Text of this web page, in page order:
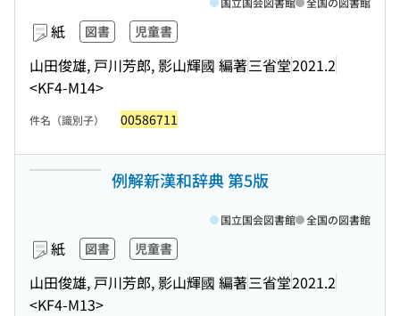
紙 図書 児童書
山田俊雄, 戸川芳郎, 影山輝國 編著三省堂2021.2
<KF4-M14>
件名（識別子） 00586711
例解新漢和辞典 第5版
紙 図書 児童書
山田俊雄, 戸川芳郎, 影山輝國 編著三省堂2021.2
<KF4-M13>
国立国会図書館 全国の図書館